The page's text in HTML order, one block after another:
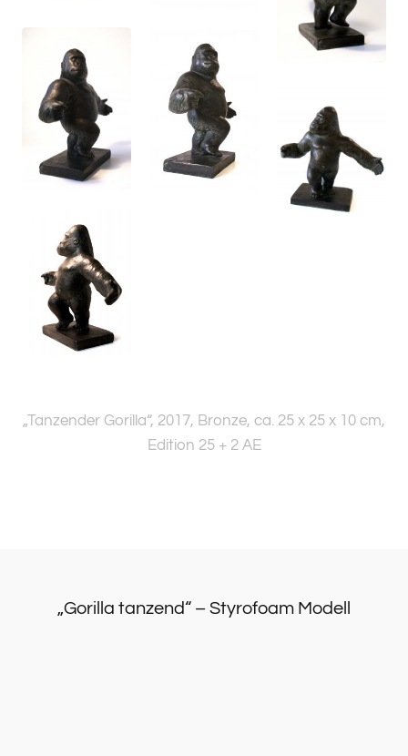
„Tanzender Gorilla“, 2017, Bronze, ca. 25 x 25 x 10 cm,
Edition 25 + 2 AE
„Gorilla tanzend“ – Styrofoam Modell